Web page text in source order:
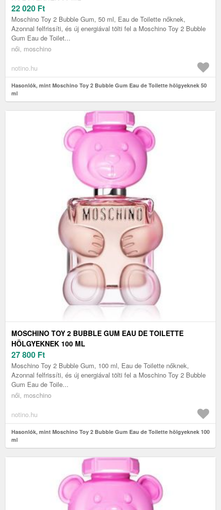
22 020 Ft
Moschino Toy 2 Bubble Gum, 50 ml, Eau de Toilette nőknek,
Azonnal felfrissíti, és új energiával tölti fel a Moschino Toy 2 Bubble
Gum Eau de Toilet...
női, moschino
notino.hu
Hasonlók, mint Moschino Toy 2 Bubble Gum Eau de Toilette hölgyeknek 50
ml
MOSCHINO TOY 2 BUBBLE GUM EAU DE TOILETTE
HÖLGYEKNEK 100 ML
27 800 Ft
Moschino Toy 2 Bubble Gum, 100 ml, Eau de Toilette nőknek,
Azonnal felfrissíti, és új energiával tölti fel a Moschino Toy 2 Bubble
Gum Eau de Toile...
női, moschino
notino.hu
Hasonlók, mint Moschino Toy 2 Bubble Gum Eau de Toilette hölgyeknek 100
ml